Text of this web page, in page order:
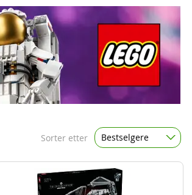
Sorter etter Bestselgere